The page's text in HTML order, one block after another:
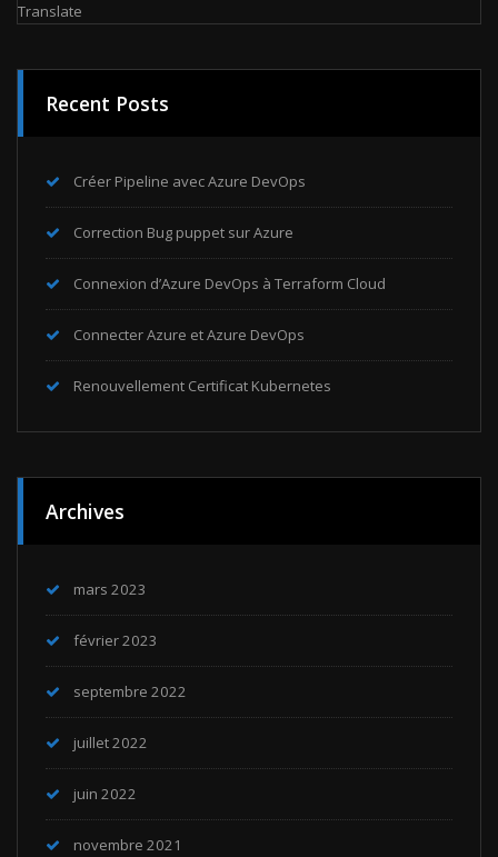
Translate
Recent Posts
Créer Pipeline avec Azure DevOps
Correction Bug puppet sur Azure
Connexion d’Azure DevOps à Terraform Cloud
Connecter Azure et Azure DevOps
Renouvellement Certificat Kubernetes
Archives
mars 2023
février 2023
septembre 2022
juillet 2022
juin 2022
novembre 2021